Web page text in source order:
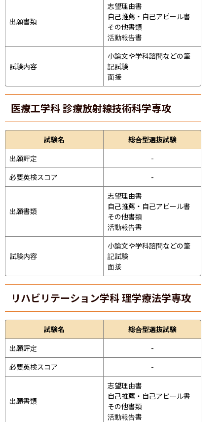
出願書類
志望理由書
自己推薦・自己アピール書
その他書類
活動報告書
試験内容
小論文や学科諮問などの筆
記試験
面接
医療工学科 診療放射線技術科学専攻
試験名
総合型選抜試験
出願評定
-
必要英検スコア
-
出願書類
志望理由書
自己推薦・自己アピール書
その他書類
活動報告書
試験内容
小論文や学科諮問などの筆
記試験
面接
リハビリテーション学科 理学療法学専攻
試験名
総合型選抜試験
出願評定
-
必要英検スコア
-
出願書類
志望理由書
自己推薦・自己アピール書
その他書類
活動報告書